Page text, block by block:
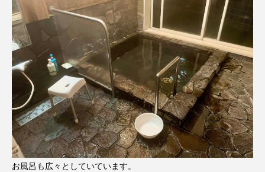
お風呂も広々としていています。